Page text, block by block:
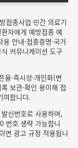
접종사업·민간 의료기
환자에게 예방접종 예
용 안내·접종증명·국가
커뮤니케이션 도구
·즉시성·개인화(변
보관·확인 용이해 접
여합니다.
신번호로 사용하며,
번호 생략 가능합니
면 광고 규정 적용됩니